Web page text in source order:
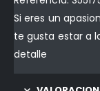
Si eres un
te gusta estar a
detalle